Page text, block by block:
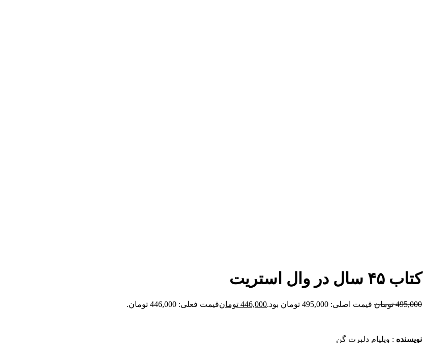
کتاب ۴۵ سال در وال استریت
495,000 تومان قیمت اصلی: 495,000 تومان بود. 446,000 تومانقیمت فعلی: 446,000 تومان.
نویسنده : ویلیام دلبرت گن